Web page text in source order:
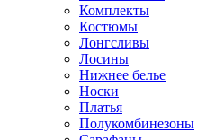
Комплекты
Костюмы
Лонгсливы
Лосины
Нижнее белье
Носки
Платья
Полукомбинезоны